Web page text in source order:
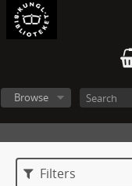
Browse
Filters